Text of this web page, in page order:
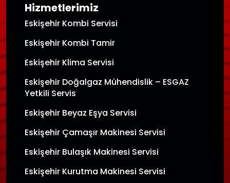
Hizmetlerimiz
Eskişehir Kombi Servisi
Eskişehir Kombi Tamir
Eskişehir Klima Servisi
Eskişehir Doğalgaz Mühendislik – ESGAZ
Yetkili Servis
Eskişehir Beyaz Eşya Servisi
Eskişehir Çamaşır Makinesi Servisi
Eskişehir Bulaşık Makinesi Servisi
Eskişehir Kurutma Makinesi Servisi